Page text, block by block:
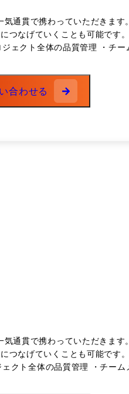
通貫で携わっていただきま
す。 <詳細> ●少人数体制でのプロジェ
ジェクト全体の品質管理 ・
向け、デジタルマーケティン
ス化していた運用体制の可視
リアを広げる ・特定領域の案
目安に、代表との交流
通じて段階的に業務理解を深め
を行っています。自身の特性
合わせる
通貫で携わっていただきま
す。 詳細 ●少人数体制でのプロジェク
ェクト全体の品質管理 ・チ